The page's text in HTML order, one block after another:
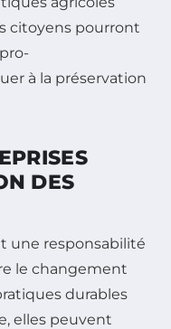
citoyens pourront
à la préservation
DES
une responsabilité
le changement
durables
elles peuvent